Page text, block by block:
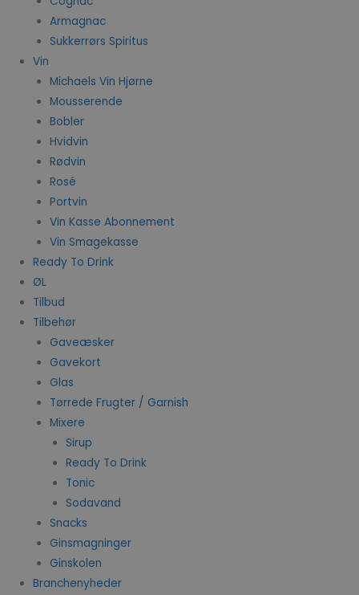
Armagnac
Sukkerrørs Spiritus
Vin
Michaels Vin Hjørne
Mousserende
Bobler
Hvidvin
Rødvin
Rosé
Portvin
Vin Kasse Abonnement
Vin Smagekasse
Ready To Drink
ØL
Tilbud
Tilbehør
Gaveæsker
Gavekort
Glas
Tørrede Frugter / Garnish
Mixere
Sirup
Ready To Drink
Tonic
Sodavand
Snacks
Ginsmagninger
Ginskolen
Branchenyheder